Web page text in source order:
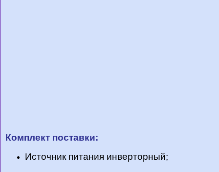
Комплект поставки:
Источник питания инверторный;